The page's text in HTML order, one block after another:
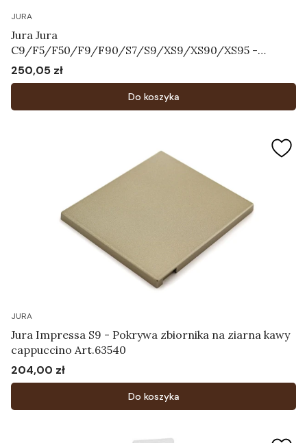
JURA
Jura Jura
C9/F5/F50/F9/F90/S7/S9/XS9/XS90/XS95 -
Tarcza ze skalą Art.64731
Cena
250,05 zł
Do koszyka
JURA
Jura Impressa S9 - Pokrywa zbiornika na ziarna kawy
cappuccino Art.63540
Cena
204,00 zł
Do koszyka